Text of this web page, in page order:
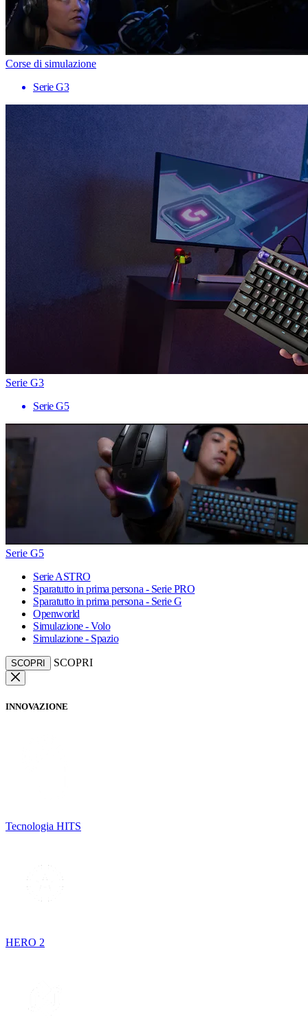
Corse di simulazione
Serie G3
Serie G3
Serie G5
Serie G5
Serie ASTRO
Sparatutto in prima persona - Serie PRO
Sparatutto in prima persona - Serie G
Openworld
Simulazione - Volo
Simulazione - Spazio
SCOPRI SCOPRI
INNOVAZIONE
Tecnologia HITS
HERO 2